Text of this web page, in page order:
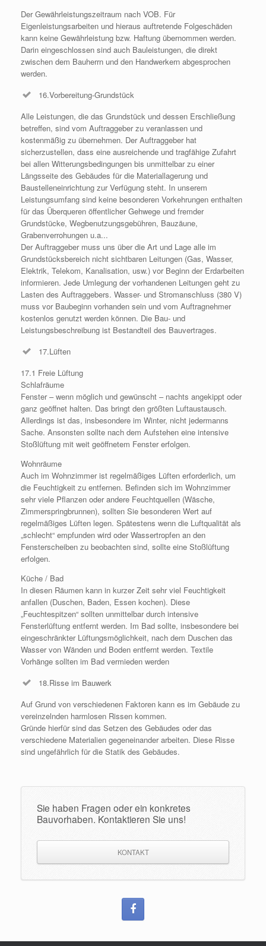
Der Gewährleistungszeitraum nach VOB. Für
Eigenleistungsarbeiten und hieraus auftretende Folgeschäden
kann keine Gewährleistung bzw. Haftung übernommen werden.
Darin eingeschlossen sind auch Bauleistungen, die direkt
zwischen dem Bauherrn und den Handwerkern abgesprochen
werden.
16.Vorbereitung-Grundstück
Alle Leistungen, die das Grundstück und dessen Erschließung
betreffen, sind vom Auftraggeber zu veranlassen und
kostenmäßig zu übernehmen. Der Auftraggeber hat
sicherzustellen, dass eine ausreichende und tragfähige Zufahrt
bei allen Witterungsbedingungen bis unmittelbar zu einer
Längsseite des Gebäudes für die Materiallagerung und
Baustelleneinrichtung zur Verfügung steht. In unserem
Leistungsumfang sind keine besonderen Vorkehrungen enthalten
für das Überqueren öffentlicher Gehwege und fremder
Grundstücke, Wegbenutzungsgebühren, Bauzäune,
Grabenverrohungen u.a...
Der Auftraggeber muss uns über die Art und Lage alle im
Grundstücksbereich nicht sichtbaren Leitungen (Gas, Wasser,
Elektrik, Telekom, Kanalisation, usw.) vor Beginn der Erdarbeiten
informieren. Jede Umlegung der vorhandenen Leitungen geht zu
Lasten des Auftraggebers. Wasser- und Stromanschluss (380 V)
muss vor Baubeginn vorhanden sein und vom Auftragnehmer
kostenlos genutzt werden können. Die Bau- und
Leistungsbeschreibung ist Bestandteil des Bauvertrages.
17.Lüften
17.1 Freie Lüftung
Schlafräume
Fenster – wenn möglich und gewünscht – nachts angekippt oder
ganz geöffnet halten. Das bringt den größten Luftaustausch.
Allerdings ist das, insbesondere im Winter, nicht jedermanns
Sache. Ansonsten sollte nach dem Aufstehen eine intensive
Stoßlüftung mit weit geöffnetem Fenster erfolgen.
Wohnräume
Auch im Wohnzimmer ist regelmäßiges Lüften erforderlich, um
die Feuchtigkeit zu entfernen. Befinden sich im Wohnzimmer
sehr viele Pflanzen oder andere Feuchtquellen (Wäsche,
Zimmerspringbrunnen), sollten Sie besonderen Wert auf
regelmäßiges Lüften legen. Spätestens wenn die Luftqualität als
„schlecht“ empfunden wird oder Wassertropfen an den
Fensterscheiben zu beobachten sind, sollte eine Stoßlüftung
erfolgen.
Küche / Bad
In diesen Räumen kann in kurzer Zeit sehr viel Feuchtigkeit
anfallen (Duschen, Baden, Essen kochen). Diese
„Feuchtespitzen“ sollten unmittelbar durch intensive
Fensterlüftung entfernt werden. Im Bad sollte, insbesondere bei
eingeschränkter Lüftungsmöglichkeit, nach dem Duschen das
Wasser von Wänden und Boden entfernt werden. Textile
Vorhänge sollten im Bad vermieden werden
18.Risse im Bauwerk
Auf Grund von verschiedenen Faktoren kann es im Gebäude zu
vereinzelnden harmlosen Rissen kommen.
Gründe hierfür sind das Setzen des Gebäudes oder das
verschiedene Materialien gegeneinander arbeiten. Diese Risse
sind ungefährlich für die Statik des Gebäudes.
Sie haben Fragen oder ein konkretes
Bauvorhaben. Kontaktieren Sie uns!
KONTAKT